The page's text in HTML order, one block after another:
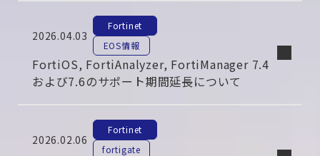
2026.04.03
Fortinet
EOS情報
FortiOS, FortiAnalyzer, FortiManager 7.4
および7.6のサポート期間延長について
2026.02.06
Fortinet
fortigate